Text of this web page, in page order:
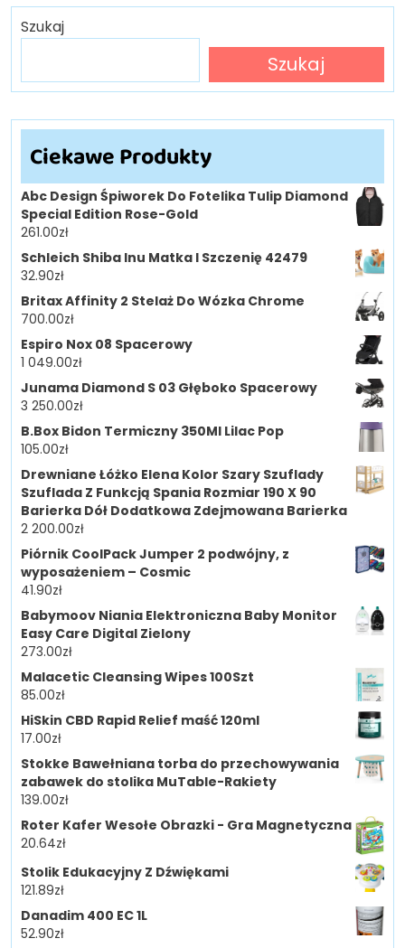
Szukaj
Szukaj
Ciekawe Produkty
Abc Design Śpiworek Do Fotelika Tulip Diamond
Special Edition Rose-Gold
261.00zł
Schleich Shiba Inu Matka I Szczenię 42479
32.90zł
Britax Affinity 2 Stelaż Do Wózka Chrome
700.00zł
Espiro Nox 08 Spacerowy
1 049.00zł
Junama Diamond S 03 Głęboko Spacerowy
3 250.00zł
B.Box Bidon Termiczny 350Ml Lilac Pop
105.00zł
Drewniane Łóżko Elena Kolor Szary Szuflady
Szuflada Z Funkcją Spania Rozmiar 190 X 90
Barierka Dół Dodatkowa Zdejmowana Barierka
2 200.00zł
Piórnik CoolPack Jumper 2 podwójny, z
wyposażeniem – Cosmic
41.90zł
Babymoov Niania Elektroniczna Baby Monitor
Easy Care Digital Zielony
273.00zł
Malacetic Cleansing Wipes 100Szt
85.00zł
HiSkin CBD Rapid Relief maść 120ml
17.00zł
Stokke Bawełniana torba do przechowywania
zabawek do stolika MuTable-Rakiety
139.00zł
Roter Kafer Wesołe Obrazki - Gra Magnetyczna
20.64zł
Stolik Edukacyjny Z Dźwiękami
121.89zł
Danadim 400 EC 1L
52.90zł